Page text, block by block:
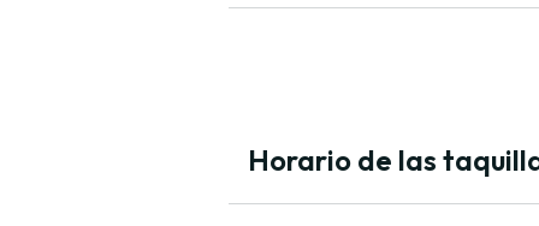
Horario de las